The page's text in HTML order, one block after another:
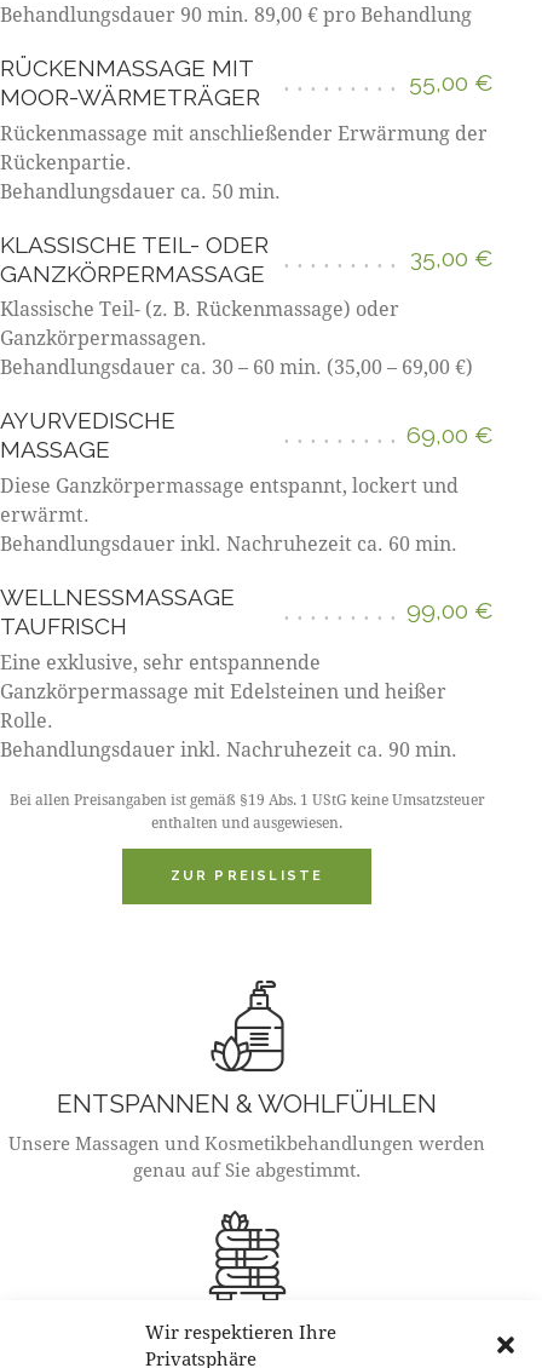
Wir respektieren Ihre
Privatsphäre
Behandlungsdauer 90 min. 89,00 € pro Behandlung
RÜCKENMASSAGE MIT
MOOR-WÄRMETRÄGER
55,00 €
Rückenmassage mit anschließender Erwärmung der
Rückenpartie.
Behandlungsdauer ca. 50 min.
KLASSISCHE TEIL- ODER
GANZKÖRPERMASSAGE
35,00 €
Klassische Teil- (z. B. Rückenmassage) oder
Ganzkörpermassagen.
Behandlungsdauer ca. 30 – 60 min. (35,00 – 69,00 €)
AYURVEDISCHE
MASSAGE
69,00 €
Diese Ganzkörpermassage entspannt, lockert und
erwärmt.
Behandlungsdauer inkl. Nachruhezeit ca. 60 min.
WELLNESSMASSAGE
TAUFRISCH
99,00 €
Eine exklusive, sehr entspannende
Ganzkörpermassage mit Edelsteinen und heißer
Rolle.
Behandlungsdauer inkl. Nachruhezeit ca. 90 min.
Bei allen Preisangaben ist gemäß §19 Abs. 1 UStG keine Umsatzsteuer
enthalten und ausgewiesen.
ZUR PREISLISTE
ENTSPANNEN & WOHLFÜHLEN
Unsere Massagen und Kosmetikbehandlungen werden
genau auf Sie abgestimmt.
ÖFFNUNGSZEITEN